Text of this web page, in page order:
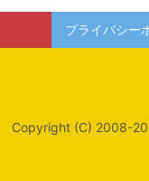
プライバシー
Copyright (C) 2008-